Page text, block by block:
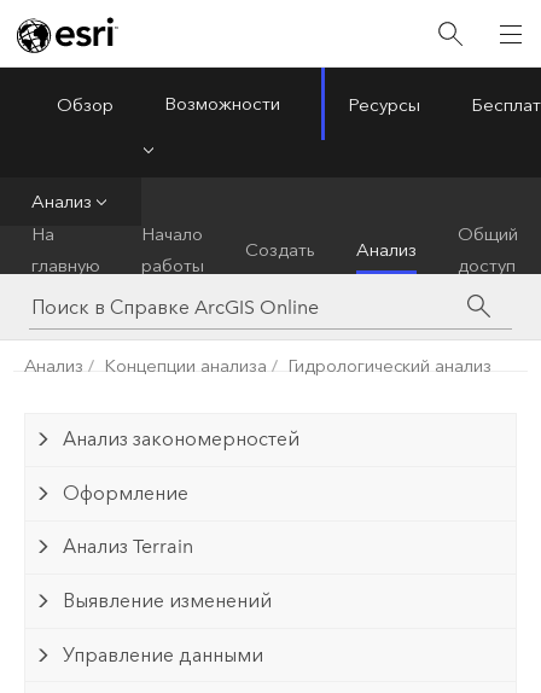
ArcGIS Online
Обзор Возможности Ресурсы
Анализ
На
главную
Начало
работы
Создать Анализ
Общий
доступ
Анализ Концепции анализа Гидрологический анализ
Анализ закономерностей
Оформление
Анализ Terrain
Выявление изменений
Управление данными